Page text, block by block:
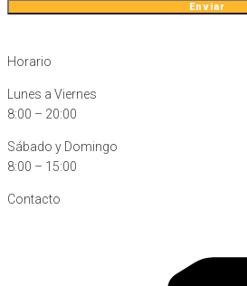
Enviar
Horario
Lunes a Viernes
8:00 – 20:00
Sábado y Domingo
8:00 – 15:00
Contacto